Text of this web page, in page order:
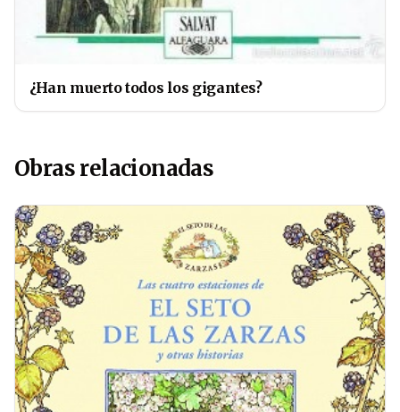
¿Han muerto todos los gigantes?
Obras relacionadas